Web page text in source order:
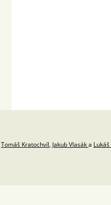
Tomáš Kratochvíl, Jakub Vlasáka